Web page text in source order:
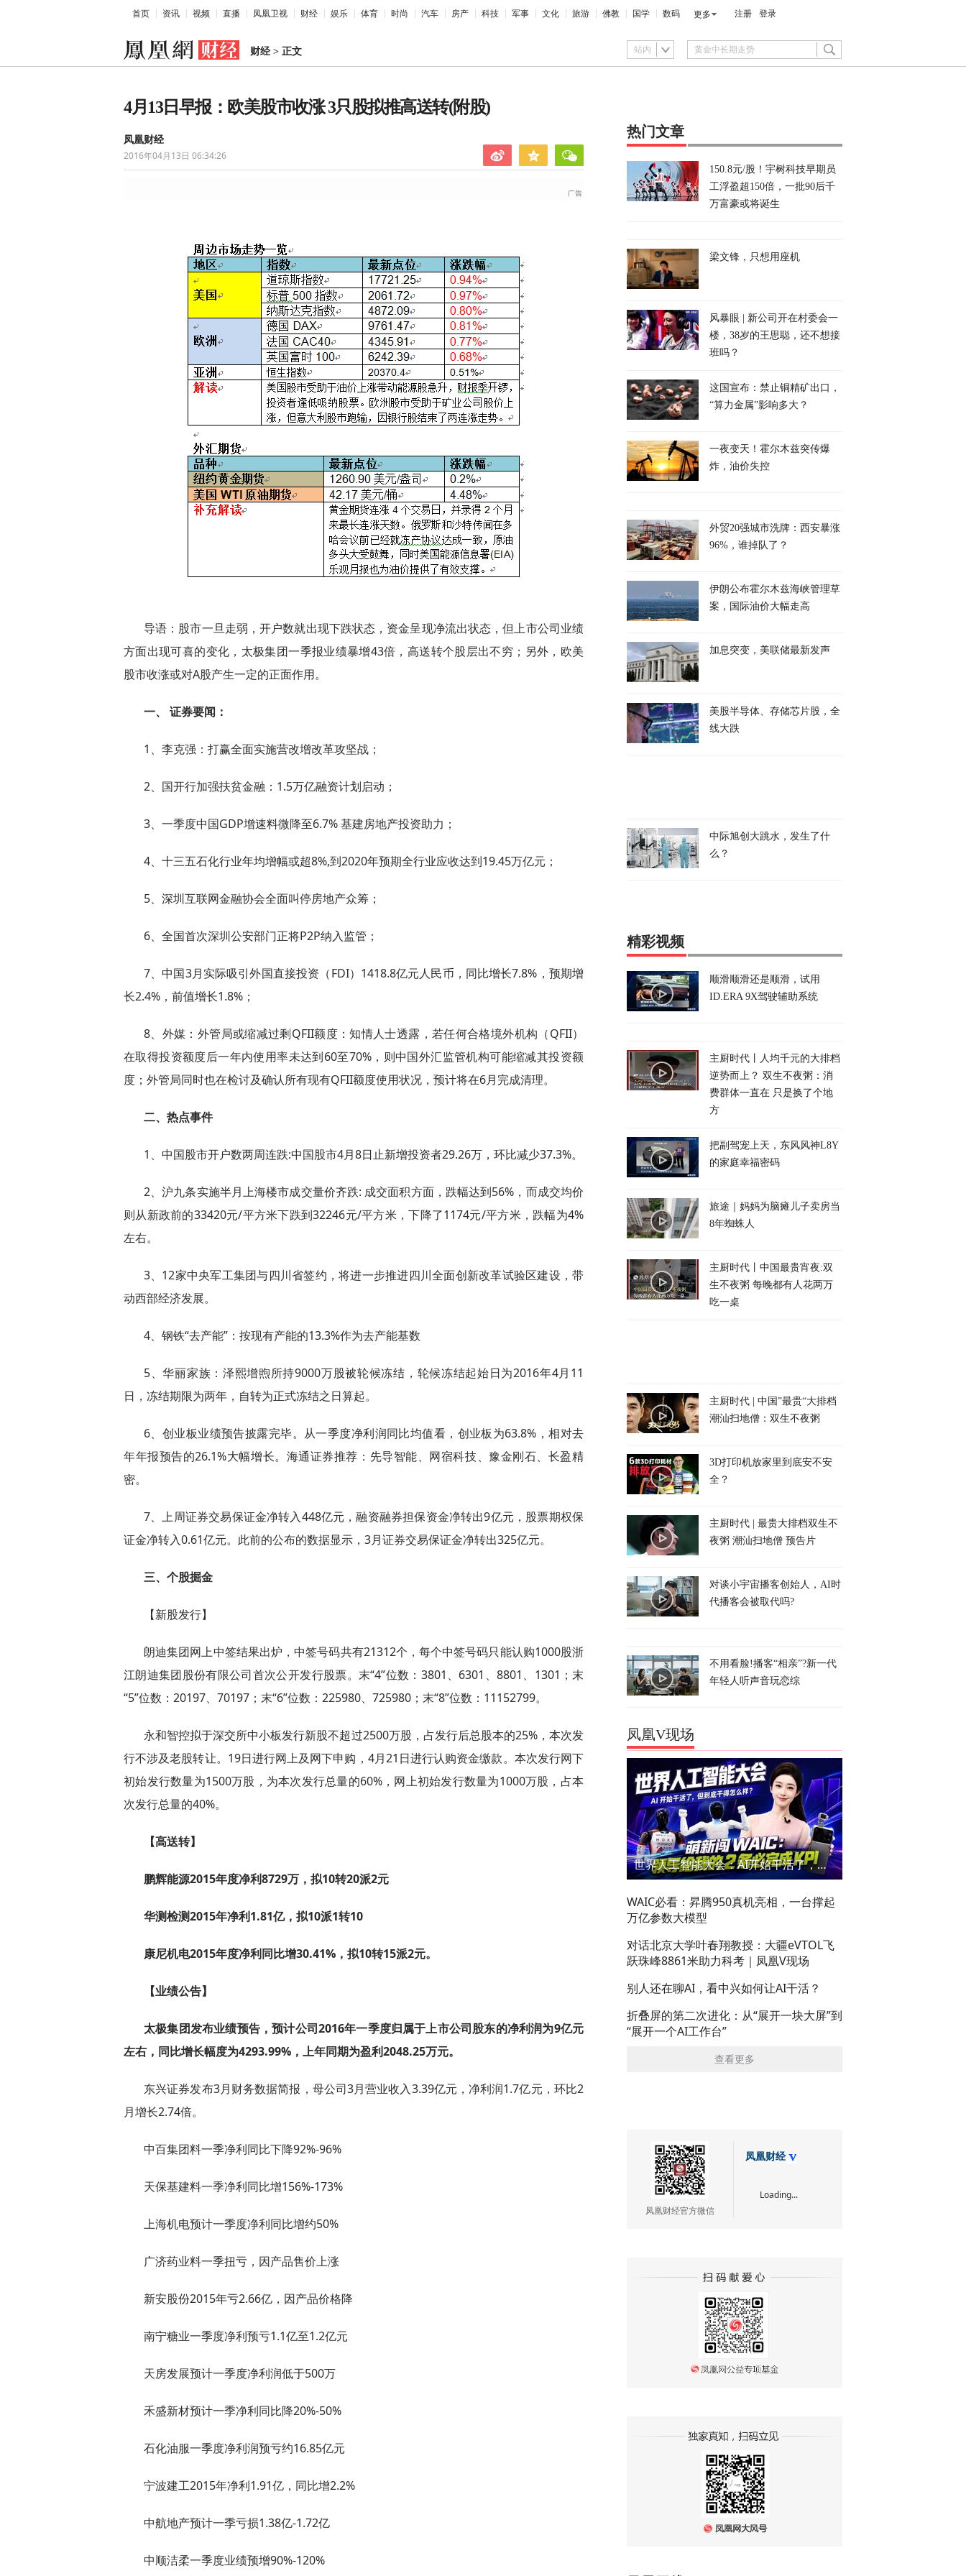
首页 资讯 视频 直播 凤凰卫视 财经 娱乐 体育 时尚 汽车 房产 科技 军事 文化 旅游 佛教 国学 数码 更多 注册 登录
财经> 正文 站内
4月13日早报：欧美股市收涨 3只股拟推高送转(附股)
凤凰财经
2016年04月13日 06:34:26
导语：股市一旦走弱，开户数就出现下跌状态，资金呈现净流出状态，但上市公司业绩
方面出现可喜的变化，太极集团一季报业绩暴增43倍，高送转个股层出不穷；另外，欧美
股市收涨或对A股产生一定的正面作用。
一、 证券要闻：
1、李克强：打赢全面实施营改增改革攻坚战；
2、国开行加强扶贫金融：1.5万亿融资计划启动；
3、一季度中国GDP增速料微降至6.7% 基建房地产投资助力；
4、十三五石化行业年均增幅或超8%,到2020年预期全行业应收达到19.45万亿元；
5、深圳互联网金融协会全面叫停房地产众筹；
6、全国首次深圳公安部门正将P2P纳入监管；
7、中国3月实际吸引外国直接投资（FDI）1418.8亿元人民币，同比增长7.8%，预期增
长2.4%，前值增长1.8%；
8、外媒：外管局或缩减过剩QFII额度：知情人士透露，若任何合格境外机构（QFII）
在取得投资额度后一年内使用率未达到60至70%，则中国外汇监管机构可能缩减其投资额
度；外管局同时也在检讨及确认所有现有QFII额度使用状况，预计将在6月完成清理。
二、热点事件
1、中国股市开户数两周连跌:中国股市4月8日止新增投资者29.26万，环比减少37.3%。
2、沪九条实施半月上海楼市成交量价齐跌: 成交面积方面，跌幅达到56%，而成交均价
则从新政前的33420元/平方米下跌到32246元/平方米，下降了1174元/平方米，跌幅为4%
左右。
3、12家中央军工集团与四川省签约，将进一步推进四川全面创新改革试验区建设，带
动西部经济发展。
4、钢铁“去产能”：按现有产能的13.3%作为去产能基数
5、华丽家族：泽熙增煦所持9000万股被轮候冻结，轮候冻结起始日为2016年4月11
日，冻结期限为两年，自转为正式冻结之日算起。
6、创业板业绩预告披露完毕。从一季度净利润同比均值看，创业板为63.8%，相对去
年年报预告的26.1%大幅增长。海通证券推荐：先导智能、网宿科技、豫金刚石、长盈精
密。
7、上周证券交易保证金净转入448亿元，融资融券担保资金净转出9亿元，股票期权保
证金净转入0.61亿元。此前的公布的数据显示，3月证券交易保证金净转出325亿元。
三、个股掘金
【新股发行】
朗迪集团网上中签结果出炉，中签号码共有21312个，每个中签号码只能认购1000股浙
江朗迪集团股份有限公司首次公开发行股票。末“4”位数：3801、6301、8801、1301；末
“5”位数：20197、70197；末“6”位数：225980、725980；末“8”位数：11152799。
永和智控拟于深交所中小板发行新股不超过2500万股，占发行后总股本的25%，本次发
行不涉及老股转让。19日进行网上及网下申购，4月21日进行认购资金缴款。本次发行网下
初始发行数量为1500万股，为本次发行总量的60%，网上初始发行数量为1000万股，占本
次发行总量的40%。
【高送转】
鹏辉能源2015年度净利8729万，拟10转20派2元
华测检测2015年净利1.81亿，拟10派1转10
康尼机电2015年度净利同比增30.41%，拟10转15派2元。
【业绩公告】
太极集团发布业绩预告，预计公司2016年一季度归属于上市公司股东的净利润为9亿元
左右，同比增长幅度为4293.99%，上年同期为盈利2048.25万元。
东兴证券发布3月财务数据简报，母公司3月营业收入3.39亿元，净利润1.7亿元，环比2
月增长2.74倍。
中百集团料一季净利同比下降92%-96%
天保基建料一季净利同比增156%-173%
上海机电预计一季度净利同比增约50%
广济药业料一季扭亏，因产品售价上涨
新安股份2015年亏2.66亿，因产品价格降
南宁糖业一季度净利预亏1.1亿至1.2亿元
天房发展预计一季度净利润低于500万
禾盛新材预计一季净利同比降20%-50%
石化油服一季度净利润预亏约16.85亿元
宁波建工2015年净利1.91亿，同比增2.2%
中航地产预计一季亏损1.38亿-1.72亿
中顺洁柔一季度业绩预增90%-120%
热门文章
150.8元/股！宇树科技早期员
工浮盈超150倍，一批90后千
万富豪或将诞生
梁文锋，只想用座机
风暴眼 | 新公司开在村委会一
楼，38岁的王思聪，还不想接
班吗？
这国宣布：禁止铜精矿出口，
“算力金属”影响多大？
一夜变天！霍尔木兹突传爆
炸，油价失控
外贸20强城市洗牌：西安暴涨
96%，谁掉队了？
伊朗公布霍尔木兹海峡管理草
案，国际油价大幅走高
加息突变，美联储最新发声
美股半导体、存储芯片股，全
线大跌
中际旭创大跳水，发生了什
么？
精彩视频
顺滑顺滑还是顺滑，试用
ID.ERA 9X驾驶辅助系统
主厨时代丨人均千元的大排档
逆势而上？ 双生不夜粥：消
费群体一直在 只是换了个地
方
把副驾宠上天，东风风神L8Y
的家庭幸福密码
旅途｜妈妈为脑瘫儿子卖房当
8年蜘蛛人
主厨时代丨中国最贵宵夜:双
生不夜粥 每晚都有人花两万
吃一桌
主厨时代 | 中国”最贵“大排档
潮汕扫地僧：双生不夜粥
3D打印机放家里到底安不安
全？
主厨时代 | 最贵大排档双生不
夜粥 潮汕扫地僧 预告片
对谈小宇宙播客创始人，AI时
代播客会被取代吗?
不用看脸!播客“相亲”?新一代
年轻人听声音玩恋综
凤凰V现场
世界人工智能大会：AI开始干活了，但到底干的怎么样？萌新闯WAIC
WAIC必看：昇腾950真机亮相，一台撑起
万亿参数大模型
对话北京大学叶春翔教授：大疆eVTOL飞
跃珠峰8861米助力科考｜凤凰V现场
别人还在聊AI，看中兴如何让AI干活？
折叠屏的第二次进化：从“展开一块大屏”到
“展开一个AI工作台”
查看更多
凤凰财经官方微信
凤凰财经
Loading...